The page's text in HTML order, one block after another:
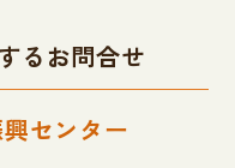
るお問合せ
興センター